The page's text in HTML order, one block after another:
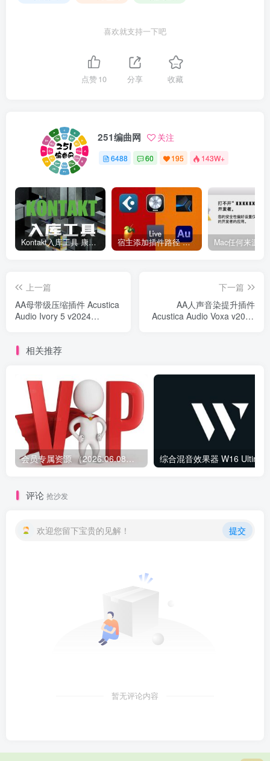
喜欢就支持一下吧
点赞10 分享 收藏
251编曲网 关注
6488 60 195 143W+
Kontakt入库工具 康泰克入库教程 宿主添加插件路径 插件路径设置 VSTPlugins路径
上一篇
AA母带级压缩插件 Acustica
Audio Ivory 5 v2024
下一篇
AA人声音染提升插件
Acustica Audio Voxa v2024
相关推荐
会员专属资源 （2026.06.08更新）
评论 抢沙发
欢迎您留下宝贵的见解！ 提交
暂无评论内容